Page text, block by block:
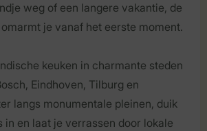
weg of een langere vakantie, de
je vanaf het eerste moment.
keuken in charmante steden
Eindhoven, Tilburg en
langs monumentale pleinen, duik
in en laat je verrassen door lokale